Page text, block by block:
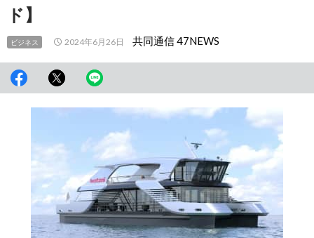
ド】
ビジネス 2024年6月26日 共同通信 47NEWS